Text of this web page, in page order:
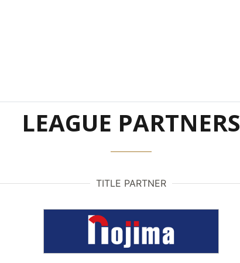
LEAGUE PARTNERS
TITLE PARTNER